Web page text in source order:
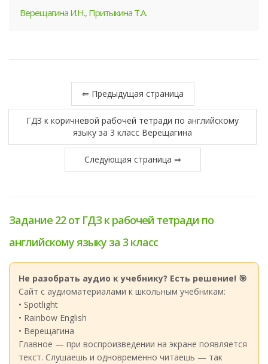
Верещагина И.Н., Притыкина Т.А.
⇐ Предыдущая страница
ГДЗ к коричневой рабочей тетради по английскому
языку за 3 класс Верещагина
Следующая страница ⇒
Задание 22 от ГДЗ к рабочей тетради по
английскому языку за 3 класс
Не разобрать аудио к учебнику? Есть решение! 🎯
Сайт с аудиоматериалами к школьным учебникам:
• Spotlight
• Rainbow English
• Верещагина
Главное — при воспроизведении на экране появляется
текст. Слушаешь и одновременно читаешь — так